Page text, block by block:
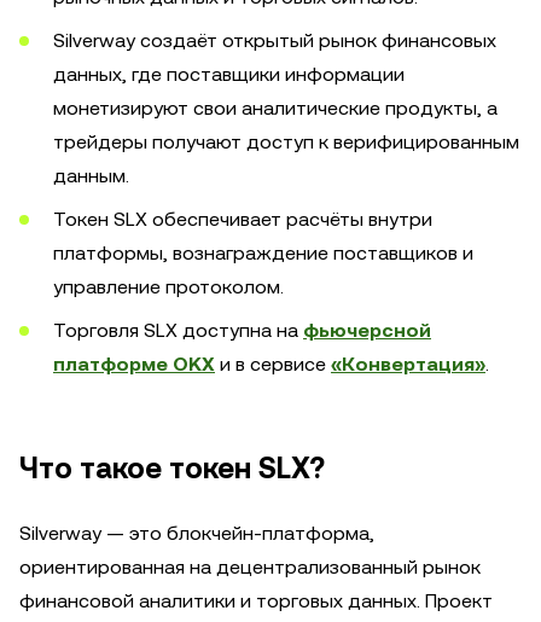
Silverway создаёт открытый рынок финансовых
данных, где поставщики информации
монетизируют свои аналитические продукты, а
трейдеры получают доступ к верифицированным
данным.
Токен SLX обеспечивает расчёты внутри
платформы, вознаграждение поставщиков и
управление протоколом.
Торговля SLX доступна на фьючерсной
платформе OKX и в сервисе «Конвертация».
Что такое токен SLX?
Silverway — это блокчейн-платформа,
ориентированная на децентрализованный рынок
финансовой аналитики и торговых данных. Проект